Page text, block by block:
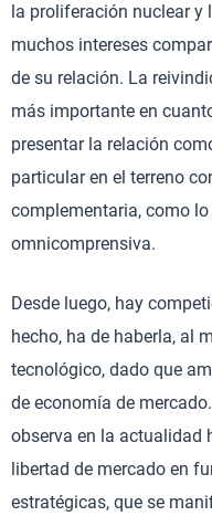
la proliferación nuclear y
muchos intereses
de su relación. La
más importante en
presentar la relación
particular en el terreno
complementaria, como
omnicomprensiva.
Desde luego, hay
hecho, ha de haberla, al
tecnológico, dado que
de economía de
observa en la actualidad
libertad de mercado en
estratégicas, que se